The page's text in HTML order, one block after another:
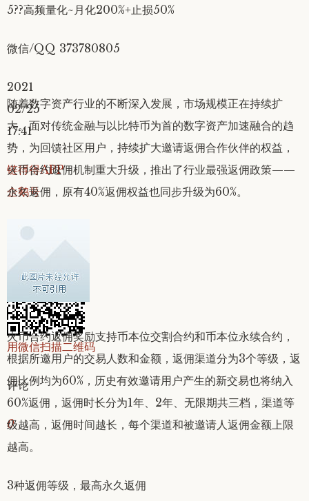
5??高频量化~月化200%+止损50%
微信/QQ 373780805
2021
02/25
17:41
链得得APP
企鹅号
分享
用微信扫描二维码
评论
0
随着数字资产行业的不断深入发展，市场规模正在持续扩
大。面对传统金融与以比特币为首的数字资产加速融合的趋
势，为回馈社区用户，持续扩大邀请返佣合作伙伴的权益，
火币合约返佣机制重大升级，推出了行业最强返佣政策——
永久返佣，原有40%返佣权益也同步升级为60%。
火币合约返佣奖励支持币本位交割合约和币本位永续合约，
根据所邀用户的交易人数和金额，返佣渠道分为3个等级，返
佣比例均为60%，历史有效邀请用户产生的新交易也将纳入
60%返佣，返佣时长分为1年、2年、无限期共三档，渠道等
级越高，返佣时间越长，每个渠道和被邀请人返佣金额上限
越高。
3种返佣等级，最高永久返佣